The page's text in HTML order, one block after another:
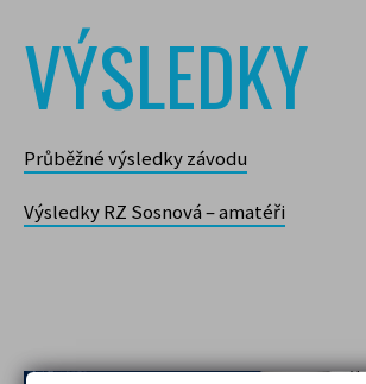
VÝSLEDKY
Průběžné výsledky závodu
Výsledky RZ Sosnová – amatéři